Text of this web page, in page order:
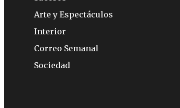
Arte y Espectáculos
Interior
Correo Semanal
Sociedad